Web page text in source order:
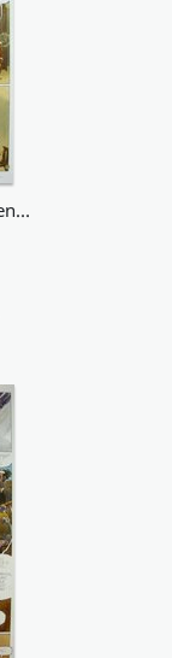
Azimut – Tome #1 – Les Aventuriers du temps perdu